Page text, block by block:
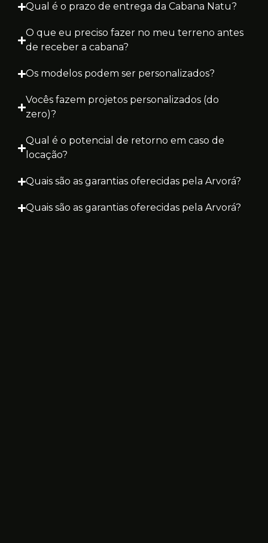
Qual é o prazo de entrega da Cabana Natu?
O que eu preciso fazer no meu terreno antes
de receber a cabana?
Os modelos podem ser personalizados?
Vocês fazem projetos personalizados (do
zero)?
Qual é o potencial de retorno em caso de
locação?
Quais são as garantias oferecidas pela Arvorá?
Quais são as garantias oferecidas pela Arvorá?